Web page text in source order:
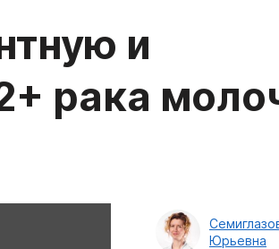
и
рака
Юрьевна